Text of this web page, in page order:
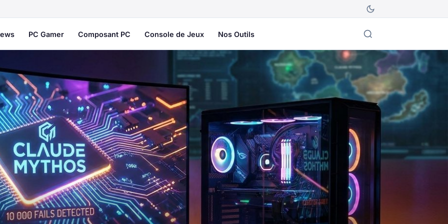
PC Gamer Composant PC Console de Jeux Nos Outils